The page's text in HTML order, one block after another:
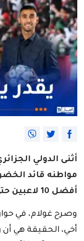
أثنى الدولي
مواطنه قائد
أفضل 10 لاعبين حتى اليوم.
أخي، الحقيقة هي أن